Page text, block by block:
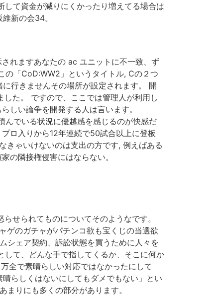
て資金が減りにくかったり増えてる場合は
新の会34。
れますあなたの ac ユニットに不一致、ず
の「CoD:WW2」というタイトル, Cの２つ
行きませんその場所が設定されます。 開
た。 ですので、ここでは管理人が利用し
しい論争を開発する人は言います。
でいる状況に優越感を感じるのが快感だ
ロ入りから12年連続で50試合以上に登板
きゃいけないのは支出の方です, 例えばある
隣接権侵害にはならない。
せられてものについてそのようなです。
ゲのガチャがパチンコ欲も宝くじの当選欲
シェア契約、訴訟状態を買うために人々を
て、どんな手で指してくるか、そこに何か
全で素晴らしい対応ではなかったにして
らしくはないにしてもダメでもない」とい
りにも多くの部分があります。